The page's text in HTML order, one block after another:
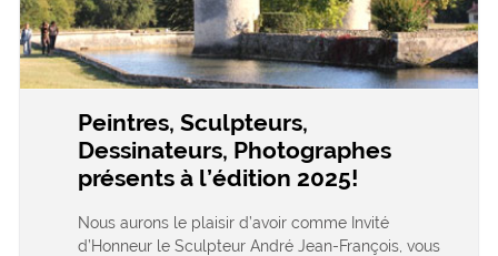
Peintres, Sculpteurs,
Dessinateurs, Photographes
présents à l’édition 2025!
Nous aurons le plaisir d’avoir comme Invité
d’Honneur le Sculpteur André Jean-François, vous